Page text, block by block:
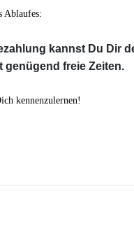
Ablaufes:
kannst Du Dir
genügend freie Zeiten.
kennenzulernen!